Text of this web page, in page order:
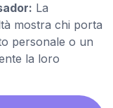
La
mostra chi porta
personale o un
la loro